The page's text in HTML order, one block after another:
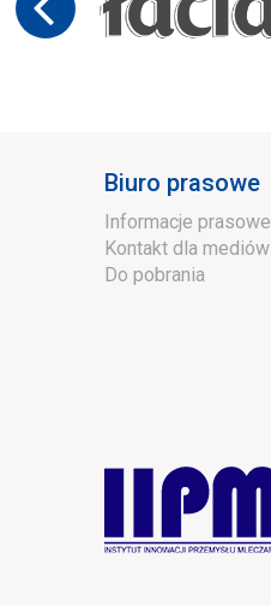
Biuro prasowe
Informacje prasowe
Kontakt dla mediów
Do pobrania